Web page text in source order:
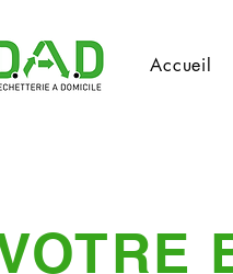
Accueil